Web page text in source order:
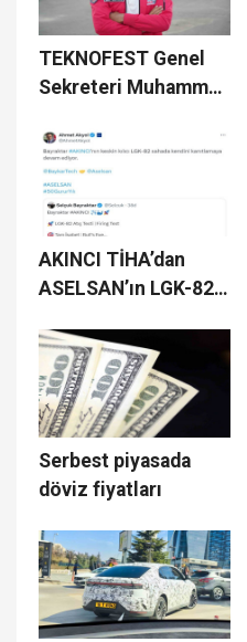
TEKNOFEST Genel
Sekreteri Muhammet
AKINCI TİHA’dan
ASELSAN’ın LGK-82
hedefe tam isabet
Serbest piyasada
döviz fiyatları